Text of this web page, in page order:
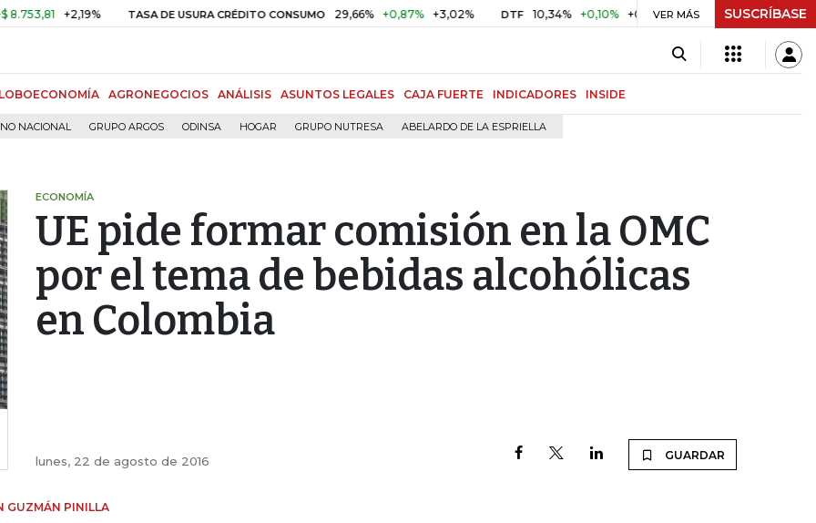
+2,19% TASA DE USURA CRÉDITO CONSUMO 29,66% +0,87% +3,02% DTF 10,34% +0,10% +0,98% UVR $ 416,96 +$ 0,05
VER MÁS SUSCRÍBASE
AGRONEGOCIOS ANÁLISIS ASUNTOS LEGALES CAJA FUERTE INDICADORES INSIDE
NACIONAL GRUPO ARGOS ODINSA HOGAR GRUPO NUTRESA ABELARDO DE LA ESPRIELLA
ECONOMÍA
UE pide formar comisión en la OMC
por el tema de bebidas alcohólicas
en Colombia
lunes, 22 de agosto de 2016 GUARDAR
GUZMÁN PINILLA